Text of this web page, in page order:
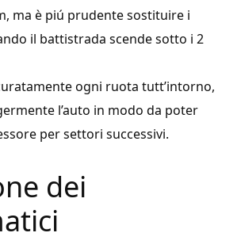
ma è piú prudente sostituire i
il battistrada scende sotto i 2
ogni ruota tutt’intorno,
l’auto in modo da poter
per settori successivi.
dei